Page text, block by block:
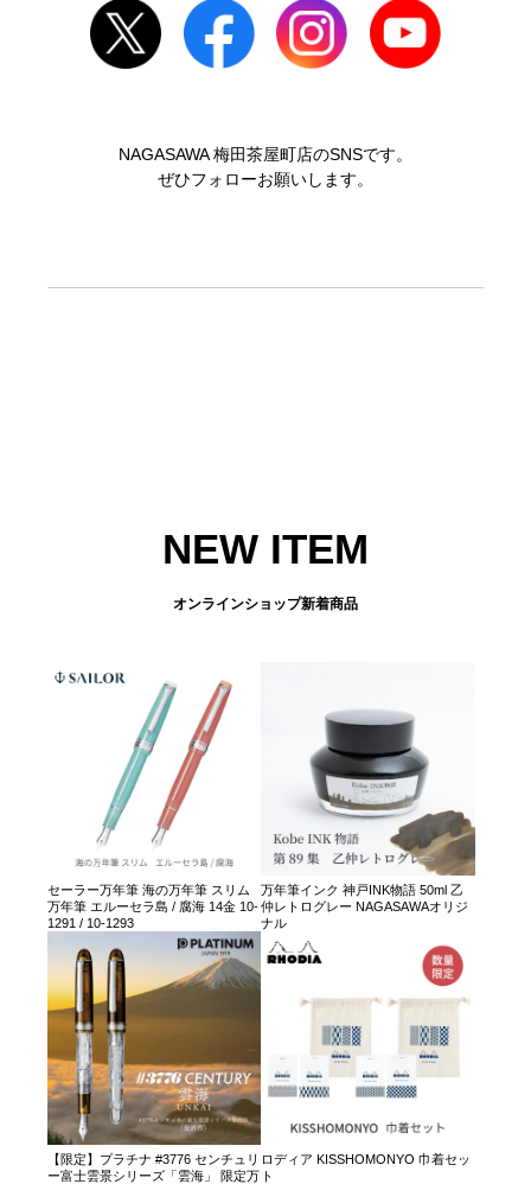
NAGASAWA 梅田茶屋町店のSNSです。
ぜひフォローお願いします。
NEW ITEM
オンラインショップ新着商品
セーラー万年筆 海の万年筆 スリム
万年筆 エルーセラ島 / 腐海 14金 10-
1291 / 10-1293
万年筆インク 神戸INK物語 50ml 乙
仲レトログレー NAGASAWAオリジ
ナル
【限定】プラチナ #3776 センチュリ
ー富士雲景シリーズ「雲海」 限定万
ロディア KISSHOMONYO 巾着セッ
ト